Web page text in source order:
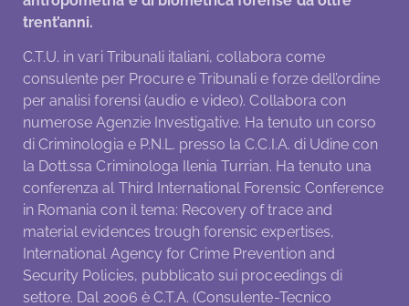
trent’anni.
C.T.U. in vari Tribunali italiani, collabora come
consulente per Procure e Tribunali e forze dell’ordine
per analisi forensi (audio e video). Collabora con
numerose Agenzie Investigative. Ha tenuto un corso
di Criminologia e P.N.L. presso la C.C.I.A. di Udine con
la Dott.ssa Criminologa Ilenia Turrian. Ha tenuto una
conferenza al Third International Forensic Conference
in Romania con il tema: Recovery of trace and
material evidences trough forensic expertises,
International Agency for Crime Prevention and
Security Policies, pubblicato sui proceedings di
settore. Dal 2006 è C.T.A. (Consulente-Tecnico